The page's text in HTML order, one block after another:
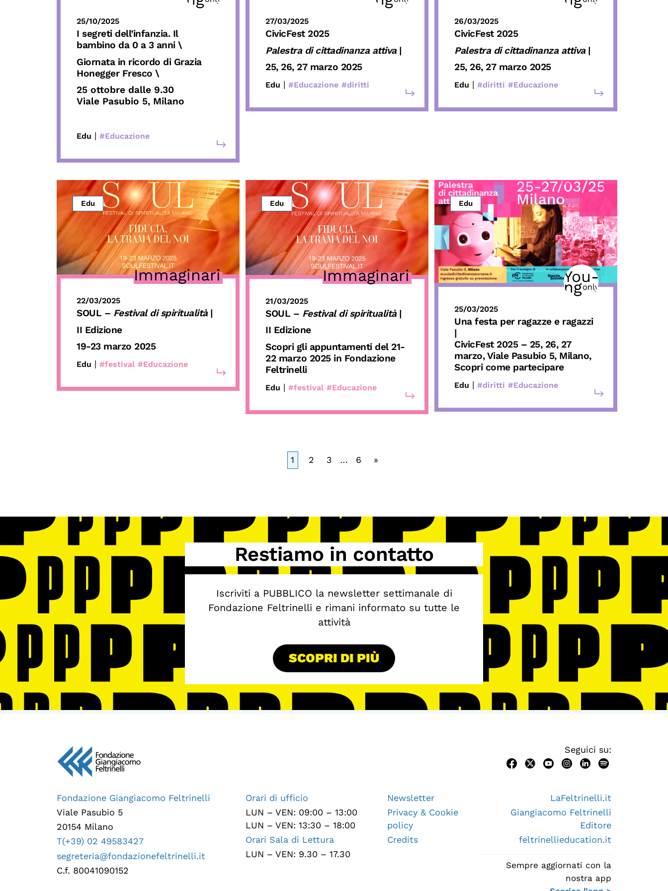
25/10/2025
I segreti dell’infanzia. Il
bambino da 0 a 3 anni \
Giornata in ricordo di Grazia
Honegger Fresco \
25 ottobre dalle 9.30
Viale Pasubio 5, Milano
Edu | #Educazione
27/03/2025
CivicFest 2025
Palestra di cittadinanza attiva |
25, 26, 27 marzo 2025
Edu | #Educazione #diritti
26/03/2025
CivicFest 2025
Palestra di cittadinanza attiva |
25, 26, 27 marzo 2025
Edu | #diritti #Educazione
Edu
Immaginari
22/03/2025
SOUL – Festival di spiritualità |
II Edizione
19-23 marzo 2025
Edu | #festival #Educazione
Edu
Immaginari
21/03/2025
SOUL – Festival di spiritualità |
II Edizione
Scopri gli appuntamenti del 21-
22 marzo 2025 in Fondazione
Feltrinelli
Edu | #festival #Educazione
Edu
25/03/2025
Una festa per ragazze e ragazzi
|
CivicFest 2025 – 25, 26, 27
marzo, Viale Pasubio 5, Milano,
Scopri come partecipare
Edu | #diritti #Educazione
1 2 3 … 6 »
Restiamo in contatto
Iscriviti a PUBBLICO la newsletter settimanale di
Fondazione Feltrinelli e rimani informato su tutte le
attività
SCOPRI DI PIÙ
Seguici su:
Fondazione Giangiacomo Feltrinelli
Viale Pasubio 5
20154 Milano
T(+39) 02 49583427
segreteria@fondazionefeltrinelli.it
C.f. 80041090152
Orari di ufficio
LUN – VEN: 09:00 – 13:00
LUN – VEN: 13:30 – 18:00
Orari Sala di Lettura
LUN – VEN: 9.30 – 17.30
Newsletter
Privacy & Cookie
policy
Credits
LaFeltrinelli.it
Giangiacomo Feltrinelli
Editore
feltrinellieducation.it
Sempre aggiornati con la
nostra app